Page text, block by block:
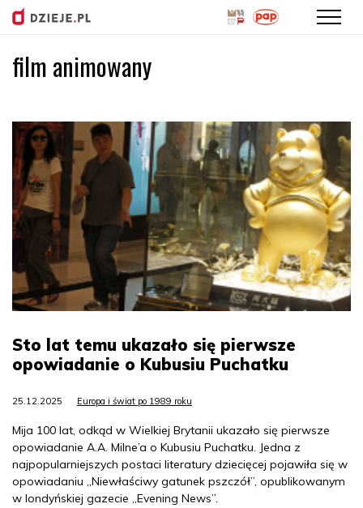
film animowany
Sto lat temu ukazało się pierwsze
opowiadanie o Kubusiu Puchatku
25.12.2025 Europa i świat po 1989 roku
Mija 100 lat, odkąd w Wielkiej Brytanii ukazało się pierwsze
opowiadanie A.A. Milne’a o Kubusiu Puchatku. Jedna z
najpopularniejszych postaci literatury dziecięcej pojawiła się w
opowiadaniu „Niewłaściwy gatunek pszczół”, opublikowanym
w londyńskiej gazecie „Evening News”.